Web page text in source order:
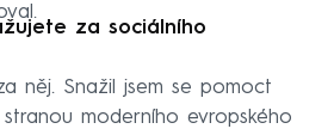
za sociálního
něj. Snažil jsem se pomoct
moderního evropského